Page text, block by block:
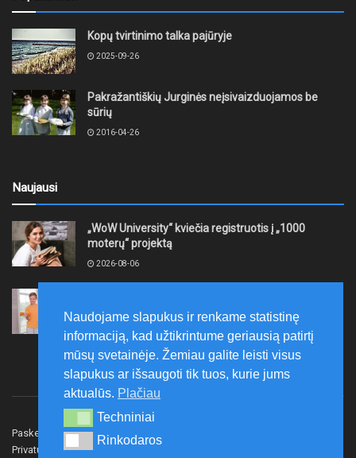
Kopų tvirtinimo talka pajūryje
2025-09-26
Pakražantiškių Jurginės neįsivaizduojamos be
sūrių
2016-04-26
Naujausi
„WoW University“ kviečia registruotis į „1000
moterų“ projektą
2026-08-06
neformaliojo mokinių sportinio ugdymo programas
2026-08-06
Paskelbk naujieną Rašyti redakcijai
Privatumo politika
Naudojame slapukus ir renkame statistinę
informaciją, kad užtikrintume geriausią patirtį
mūsų svetainėje. Žemiau galite leisti visus
slapukus ar išsaugoti tik tuos, kurie jums
aktualūs. Plačiau
Techniniai
Techniniai
Rinkodaros
Rinkodaros